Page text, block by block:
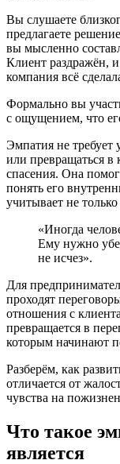
Вы слушаете
предлагаете
вы мысленно
Клиент раздражён,
компания всё
Формально вы
с ощущением, что
Эмпатия не требует
или превращаться в
спасения. Она
понять его
учитывает не
«Иногда
Ему нужно
не исчез».
Для
проходят
отношения с
превращается в
которым начинают
Разберём, как
отличается от
чувства на
Что такое
является